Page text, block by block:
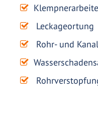
Leckageortung
Rohr- und